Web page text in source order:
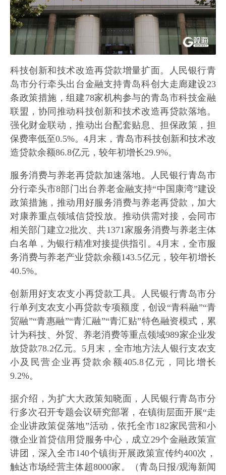
科技创新和技术改造再贷款增量扩面。人民银行青
岛市分行牵头出台金融支持青岛科创大走廊建设23
条政策措施，组建78家机构参与的青岛市科技金融
联盟，协同推动科技创新和技术改造再贷款落地。
强化财金联动，推动出台配套贴息、担保政策，担
保费率低至0.5%。4月末，青岛市科技创新和技术改
造贷款余额86.8亿元，较年初增长29.9%。
服务消费与养老再贷款加速落地。人民银行青岛市
分行牵头市8部门出台养老金融支持“中国康湾”建设
政策措施，推动用好服务消费与养老再贷款，加大
对康养重点领域信贷投放。推动供需对接，会同市
相关部门建立2批次、共1371家服务消费与养老主体
白名单，为银行精准对接提供指引。4月末，全市服
务消费与养老产业贷款余额143.5亿元，较年初增长
40.5%。
创新用好支农支小再贷款工具。人民银行青岛市分
行单列支农支小再贷款专项额度，创设“青科融”“青
贸融”“青惠融”“青汇融”“青汇贴”特色融资模式，累
计为科技、外贸、养老消费等重点领域989家企业发
放贷款78.2亿元。5月末，全市地方法人银行支农支
小及民营企业再贷款余额405.8亿元，同比增长
9.2%。
据介绍，为扩大大政策知晓面，人民银行青岛市分
行多次召开专题会议研究部署，在镇街层面开展“走
企业讲政策促落地”活动，依托全市182家民营和小
微企业首贷信用贷服务中心，成立29个金融政策宣
讲团，深入全市140个镇街开展政策宣传约400次，
触达市场经营主体超8000家。（青岛日报/观海新闻